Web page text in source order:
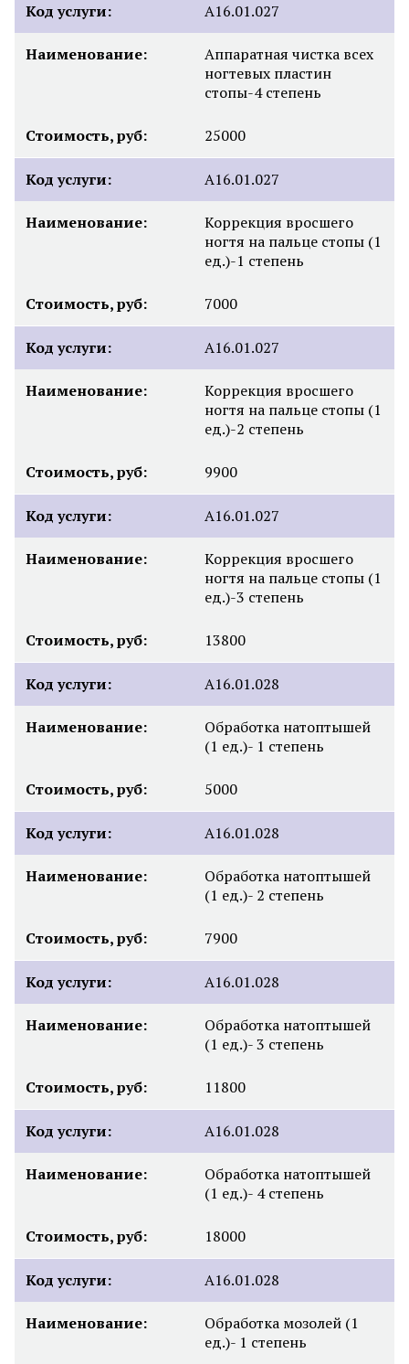
Код услуги: А16.01.027
Наименование:
Аппаратная чистка всех
ногтевых пластин
стопы-4 степень
Стоимость, руб: 25000
Код услуги: А16.01.027
Наименование:
Коррекция вросшего
ногтя на пальце стопы (1
ед.)-1 степень
Стоимость, руб: 7000
Код услуги: А16.01.027
Наименование:
Коррекция вросшего
ногтя на пальце стопы (1
ед.)-2 степень
Стоимость, руб: 9900
Код услуги: А16.01.027
Наименование:
Коррекция вросшего
ногтя на пальце стопы (1
ед.)-3 степень
Стоимость, руб: 13800
Код услуги: А16.01.028
Наименование:
Обработка натоптышей
(1 ед.)- 1 степень
Стоимость, руб: 5000
Код услуги: А16.01.028
Наименование:
Обработка натоптышей
(1 ед.)- 2 степень
Стоимость, руб: 7900
Код услуги: А16.01.028
Наименование:
Обработка натоптышей
(1 ед.)- 3 степень
Стоимость, руб: 11800
Код услуги: А16.01.028
Наименование:
Обработка натоптышей
(1 ед.)- 4 степень
Стоимость, руб: 18000
Код услуги: А16.01.028
Наименование:
Обработка мозолей (1
ед.)- 1 степень